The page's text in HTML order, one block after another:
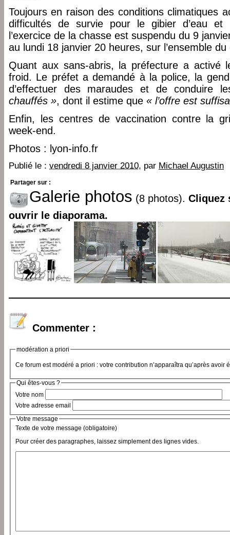
Toujours en raison des conditions climatiques
difficultés de survie pour le gibier d’eau et
l’exercice de la chasse est suspendu du 9
au lundi 18 janvier 20 heures, sur l’ensemble
Quant aux sans-abris, la préfecture a activé
froid. Le préfet a demandé à la police, la
d’effectuer des maraudes et de conduire
chauffés », dont il estime que « l’offre est
Enfin, les centres de vaccination contre la
week-end.
Photos : lyon-info.fr
Publié le : vendredi 8 janvier 2010, par Michael Augustin
Partager sur :
Galerie photos (8 photos). Cliquez
ouvrir le diaporama.
Commenter :
modération a priori
Ce forum est modéré a priori : votre contribution n’apparaîtra qu’après avoir
Qui êtes-vous ?
Votre nom
Votre adresse email
Votre message
Texte de votre message (obligatoire)
Pour créer des paragraphes, laissez simplement des lignes vides.